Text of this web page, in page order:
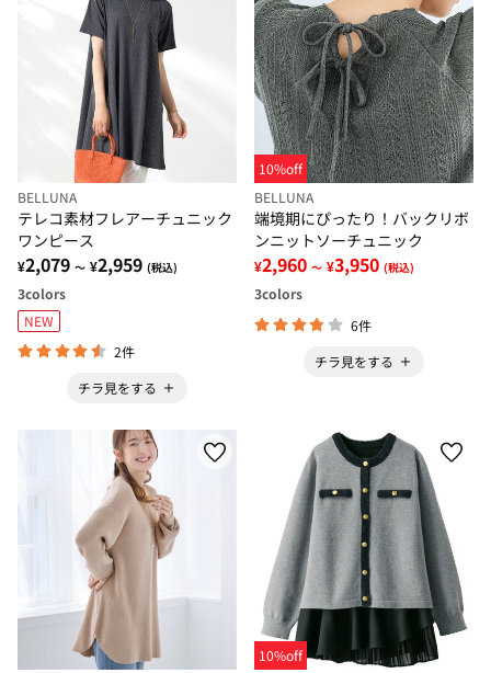
BELLUNA
テレコ素材フレアーチュニック
ワンピース
¥2,079 ～ ¥2,959 (税込)
3colors
NEW
2件
チラ見をする
10%off
BELLUNA
端境期にぴったり！バックリボ
ンニットソーチュニック
¥2,960 ～ ¥3,950 (税込)
3colors
6件
チラ見をする
10%off